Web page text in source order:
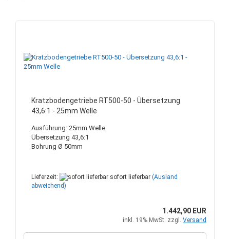
Kratzbodengetriebe RT500-50 - Übersetzung
43,6:1 - 25mm Welle
Ausführung: 25mm Welle
Übersetzung 43,6:1
Bohrung Ø 50mm
Lieferzeit: sofort lieferbar (Ausland
abweichend)
1.442,90 EUR
inkl. 19% MwSt. zzgl. Versand